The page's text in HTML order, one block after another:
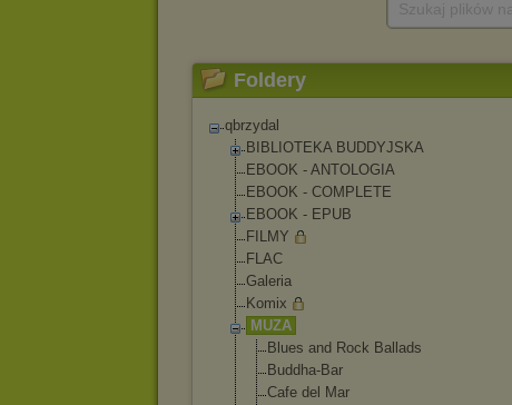
Foldery
qbrzydal
BIBLIOTEKA BUDDYJSKA
EBOOK - ANTOLOGIA
EBOOK - COMPLETE
EBOOK - EPUB
FILMY
FLAC
Galeria
Komix
MUZA
Blues and Rock Ballads
Buddha-Bar
Cafe del Mar